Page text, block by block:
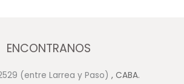
ENCONTRANOS
(entre Larrea y Paso) , CABA.